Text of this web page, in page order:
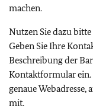
machen.
Nutzen Sie dazu bitte
Geben Sie Ihre
Beschreibung der
Kontaktformular ein.
genaue Webadresse,
mit.